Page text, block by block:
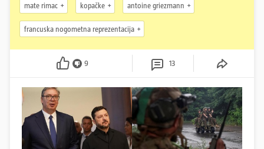
mate rimac kopačke antoine griezmann
francuska nogometna reprezentacija
9 13